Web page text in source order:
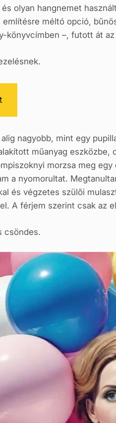
olyan hangnemet
méltó opció,
könyvcímben –, futott át
nagyobb, mint egy
műanyag
morzsa meg
a nyomorultat.
és végzetes szülői
A férjem szerint csak az
csöndes.